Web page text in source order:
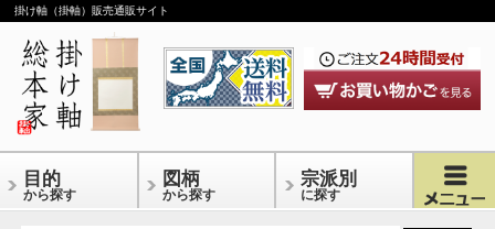
掛け軸（掛軸）販売通販サイト
目的
から探す
図柄
から探す
宗派別
に探す